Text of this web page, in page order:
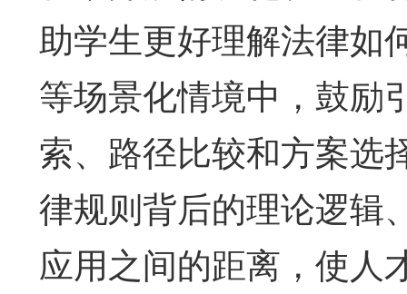
助学生更好理解法律如
等场景化情境中，鼓励
索、路径比较和方案选
律规则背后的理论逻辑
应用之间的距离，使人